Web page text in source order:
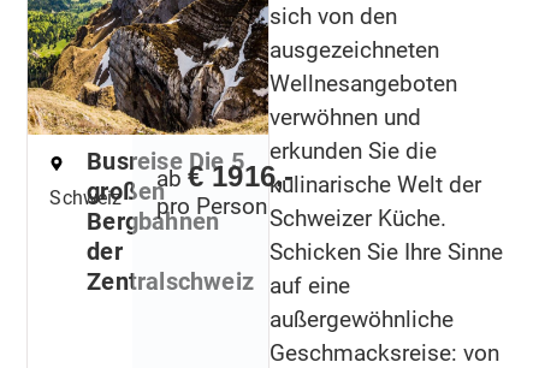
Schweiz
Busreise Die 5
großen
Bergbahnen
der
Zentralschweiz
ab € 1916,-
pro Person
sich von den
ausgezeichneten
Wellnesangeboten
verwöhnen und
erkunden Sie die
kulinarische Welt der
Schweizer Küche.
Schicken Sie Ihre Sinne
auf eine
außergewöhnliche
Geschmacksreise: von